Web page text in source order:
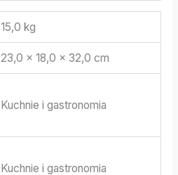
15,0 kg
23,0 × 18,0 × 32,0 cm
Kuchnie i gastronomia
Kuchnie i gastronomia